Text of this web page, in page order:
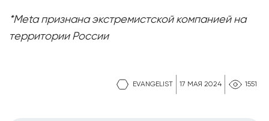
EVANGELIST 17 МАЯ 2024 1551
*Meta признана экстремистской компанией на
территории России